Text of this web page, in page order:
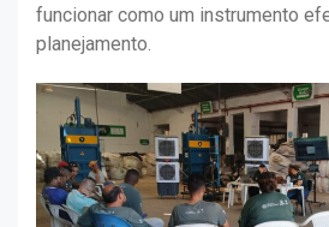
funcionar como um instrumento
planejamento.